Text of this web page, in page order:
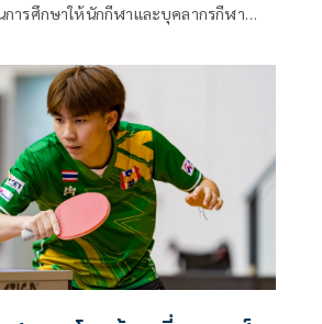
ารศึกษาให้นักกีฬาและบุคลากรกีฬา
ำเร็จตลอด 21 ปีที่ผ่านมา ส่งนักกีฬาถึง
าแล้ว 3,400 คน ยอดทุนรวมทั้งสิ้น
ณะที่ “สุรศักดิ์ พันธ์เจริญวรกุล” รมว.ท่อง
นทุนช่วยหนุนนักกีฬาทั้งด้านการศึกษา
ดีปีหน้าขยายวงเงินทุนแตะ 100 ล้าน
นาศักยภาพของนักกีฬา พร้อมสร้างชื่อ
ทยในระดับนานาชาติ